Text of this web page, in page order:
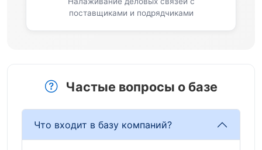
поставщиками и подрядчиками
Частые вопросы о базе
Что входит в базу компаний?